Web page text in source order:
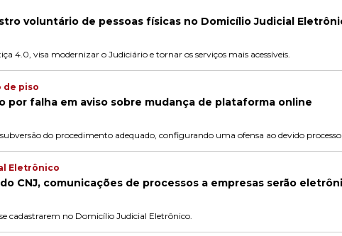
voluntário de pessoas físicas no Domicílio Judicial
4.0, visa modernizar o Judiciário e tornar os serviços mais acessíveis.
de piso
por falha em aviso sobre mudança de plataforma online
do procedimento adequado, configurando uma ofensa ao devido
Eletrônico
CNJ, comunicações de processos a empresas serão
cadastrarem no Domicílio Judicial Eletrônico.